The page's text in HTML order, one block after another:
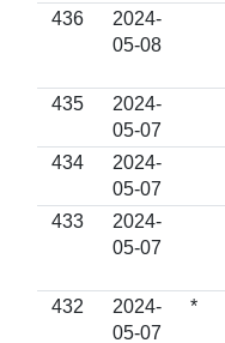
436
2024-
05-08
435
2024-
05-07
434
2024-
05-07
433
2024-
05-07
432
2024-
05-07
*